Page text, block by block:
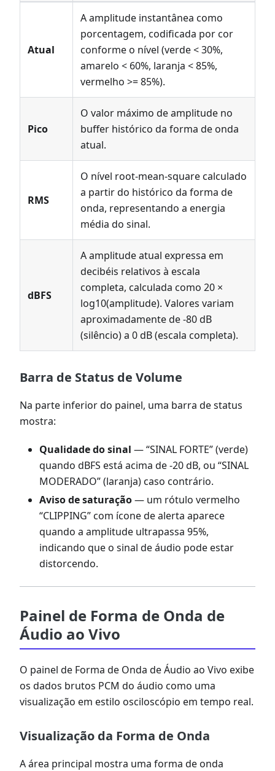
Atual
A amplitude instantânea como
porcentagem, codificada por cor
conforme o nível (verde < 30%,
amarelo < 60%, laranja < 85%,
vermelho >= 85%).
Pico
O valor máximo de amplitude no
buffer histórico da forma de onda
atual.
RMS
O nível root-mean-square calculado
a partir do histórico da forma de
onda, representando a energia
média do sinal.
dBFS
A amplitude atual expressa em
decibéis relativos à escala
completa, calculada como 20 ×
log10(amplitude). Valores variam
aproximadamente de -80 dB
(silêncio) a 0 dB (escala completa).
Barra de Status de Volume
Na parte inferior do painel, uma barra de status
mostra:
Qualidade do sinal — “SINAL FORTE” (verde)
quando dBFS está acima de -20 dB, ou “SINAL
MODERADO” (laranja) caso contrário.
Aviso de saturação— um rótulo vermelho
“CLIPPING” com ícone de alerta aparece
quando a amplitude ultrapassa 95%,
indicando que o sinal de áudio pode estar
distorcendo.
Painel de Forma de Onda de
Áudio ao Vivo
O painel de Forma de Onda de Áudio ao Vivo exibe
os dados brutos PCM do áudio como uma
visualização em estilo osciloscópio em tempo real.
Visualização da Forma de Onda
A área principal mostra uma forma de onda